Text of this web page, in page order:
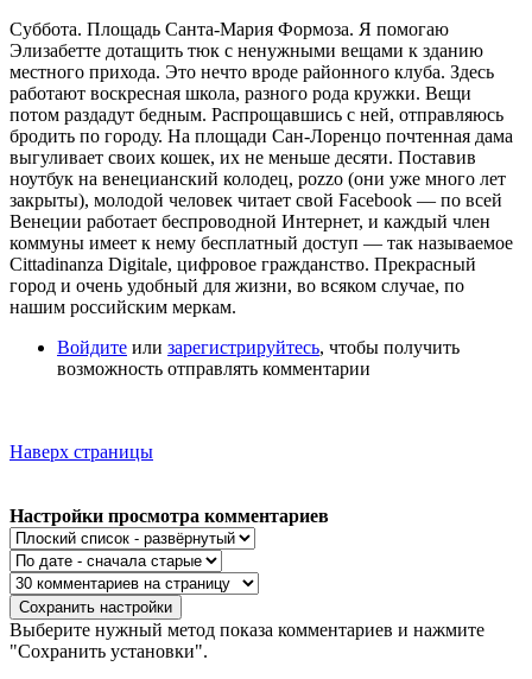
Суббота. Площадь Санта-Мария Формоза. Я помогаю
Элизабетте дотащить тюк с ненужными вещами к зданию
местного прихода. Это нечто вроде районного клуба. Здесь
работают воскресная школа, разного рода кружки. Вещи
потом раздадут бедным. Распрощавшись с ней, отправляюсь
бродить по городу. На площади Сан-Лоренцо почтенная дама
выгуливает своих кошек, их не меньше десяти. Поставив
ноутбук на венецианский колодец, pozzo (они уже много лет
закрыты), молодой человек читает свой Facebook — по всей
Венеции работает беспроводной Интернет, и каждый член
коммуны имеет к нему бесплатный доступ — так называемое
Cittadinanza Digitale, цифровое гражданство. Прекрасный
город и очень удобный для жизни, во всяком случае, по
нашим российским меркам.
Войдите или зарегистрируйтесь, чтобы получить
возможность отправлять комментарии
Наверх страницы
Настройки просмотра комментариев
Выберите нужный метод показа комментариев и нажмите
"Сохранить установки".